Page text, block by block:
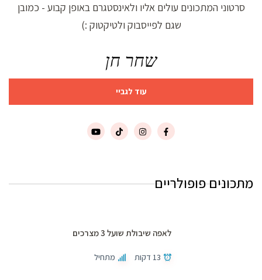
סרטוני המתכונים עולים אליו ולאינסטגרם באופן קבוע - כמובן
שגם לפייסבוק ולטיקטוק :)
שחר חן
עוד לגביי
מתכונים פופולריים
לאפה שיבולת שועל 3 מצרכים
13 דקות מתחיל